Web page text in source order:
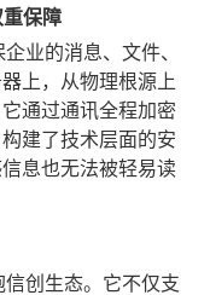
保障
业的消息、文件、
上，从物理根源上
通过通讯全程加密
建了技术层面的安
息也无法被轻易读
创生态。它不仅支